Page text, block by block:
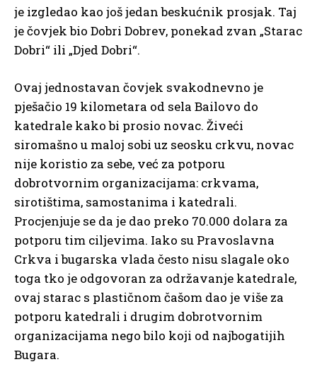
je izgledao kao još jedan beskućnik prosjak. Taj
je čovjek bio Dobri Dobrev, ponekad zvan „Starac
Dobri“ ili „Djed Dobri“.
Ovaj jednostavan čovjek svakodnevno je
pješačio 19 kilometara od sela Bailovo do
katedrale kako bi prosio novac. Živeći
siromašno u maloj sobi uz seosku crkvu, novac
nije koristio za sebe, već za potporu
dobrotvornim organizacijama: crkvama,
sirotištima, samostanima i katedrali.
Procjenjuje se da je dao preko 70.000 dolara za
potporu tim ciljevima. Iako su Pravoslavna
Crkva i bugarska vlada često nisu slagale oko
toga tko je odgovoran za održavanje katedrale,
ovaj starac s plastičnom čašom dao je više za
potporu katedrali i drugim dobrotvornim
organizacijama nego bilo koji od najbogatijih
Bugara.